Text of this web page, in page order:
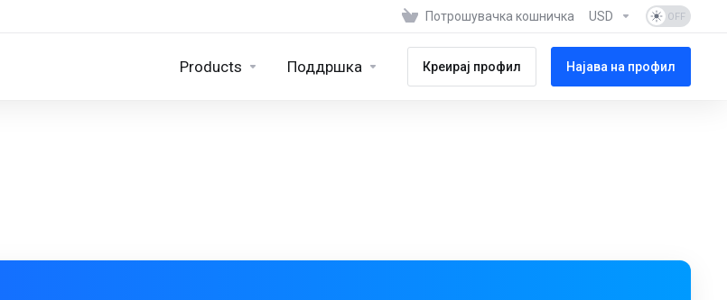
Потрошувачка кошничка USD
Products Поддршка Креирај профил Најава на профил